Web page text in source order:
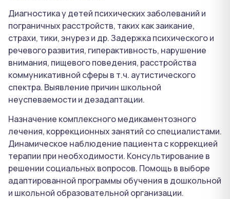
Диагностика у детей психических заболеваний и
пограничных расстройств, таких как заикание,
страхи, тики, энурез и др. Задержка психического и
речевого развития, гиперактивность, нарушение
внимания, пищевого поведения, расстройства
коммуникативной сферы в т.ч. аутистического
спектра. Выявление причин школьной
неуспеваемости и дезадаптации.
Назначение комплексного медикаментозного
лечения, коррекционных занятий со специалистами.
Динамическое наблюдение пациента с коррекцией
терапии при необходимости. Консультирование в
решении социальных вопросов. Помощь в выборе
адаптированной программы обучения в дошкольной
и школьной образовательной организации.